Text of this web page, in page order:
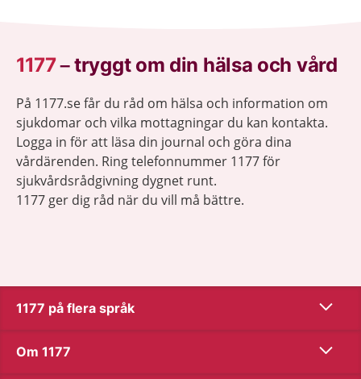
1177–tryggt om din hälsa och vård
På 1177.se får du råd om hälsa och information om
sjukdomar och vilka mottagningar du kan kontakta.
Logga in för att läsa din journal och göra dina
vårdärenden. Ring telefonnummer 1177 för
sjukvårdsrådgivning dygnet runt.
1177 ger dig råd när du vill må bättre.
1177 på flera språk Show
Om 1177 Show